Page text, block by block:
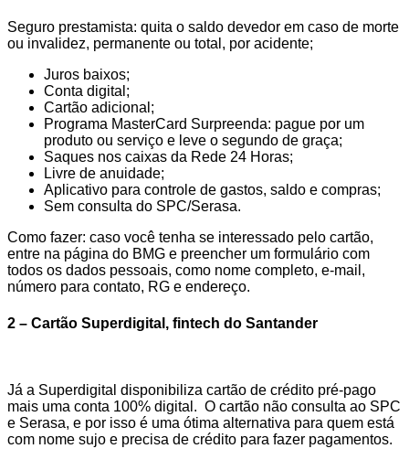
Seguro prestamista: quita o saldo devedor em caso de morte
ou invalidez, permanente ou total, por acidente;
Juros baixos;
Conta digital;
Cartão adicional;
Programa MasterCard Surpreenda: pague por um
produto ou serviço e leve o segundo de graça;
Saques nos caixas da Rede 24 Horas;
Livre de anuidade;
Aplicativo para controle de gastos, saldo e compras;
Sem consulta do SPC/Serasa.
Como fazer: caso você tenha se interessado pelo cartão,
entre na página do BMG e preencher um formulário com
todos os dados pessoais, como nome completo, e-mail,
número para contato, RG e endereço.
2 – Cartão Superdigital, fintech do Santander
Já a Superdigital disponibiliza cartão de crédito pré-pago
mais uma conta 100% digital. O cartão não consulta ao SPC
e Serasa, e por isso é uma ótima alternativa para quem está
com nome sujo e precisa de crédito para fazer pagamentos.